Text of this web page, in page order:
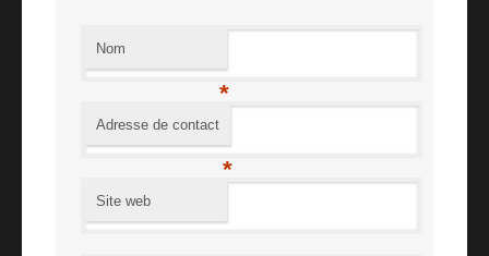
Nom
*
Adresse de contact
*
Site web